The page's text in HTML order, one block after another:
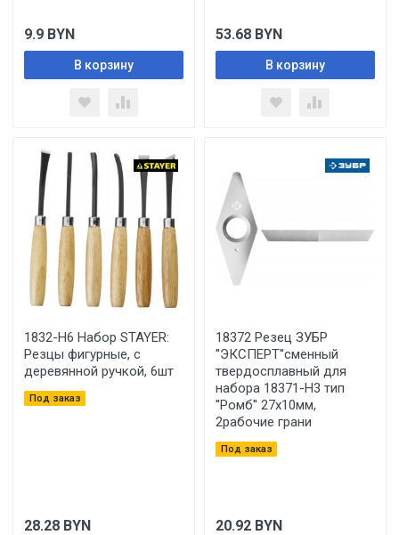
9.9 BYN
В корзину
53.68 BYN
В корзину
1832-H6 Набор STAYER:
Резцы фигурные, с
деревянной ручкой, 6шт
Под заказ
28.28 BYN
18372 Резец ЗУБР
''ЭКСПЕРТ''сменный
твердосплавный для
набора 18371-H3 тип
''Ромб'' 27х10мм,
2рабочие грани
Под заказ
20.92 BYN